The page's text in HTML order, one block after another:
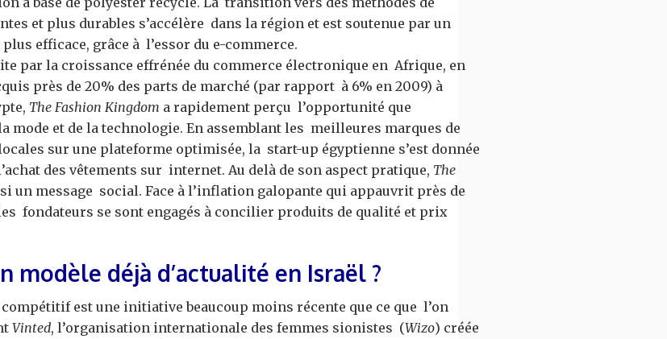
et plus durables s’accélère dans la région et est soutenue par un
efficace, grâce à l’essor du e-commerce.
par la croissance effrénée du commerce électronique en Afrique, en
près de 20% des parts de marché (par rapport à 6% en 2009) à
The Fashion Kingdom a rapidement perçu l’opportunité que
mode et de la technologie. En assemblant les meilleures marques de
sur une plateforme optimisée, la start-up égyptienne s’est donnée
des vêtements sur internet. Au delà de son aspect pratique, The
un message social. Face à l’inflation galopante qui appauvrit près de
fondateurs se sont engagés à concilier produits de qualité et prix
modèle déjà d’actualité en Israël ?
est une initiative beaucoup moins récente que ce que l’on
Vinted, l’organisation internationale des femmes sionistes (Wizo) créée